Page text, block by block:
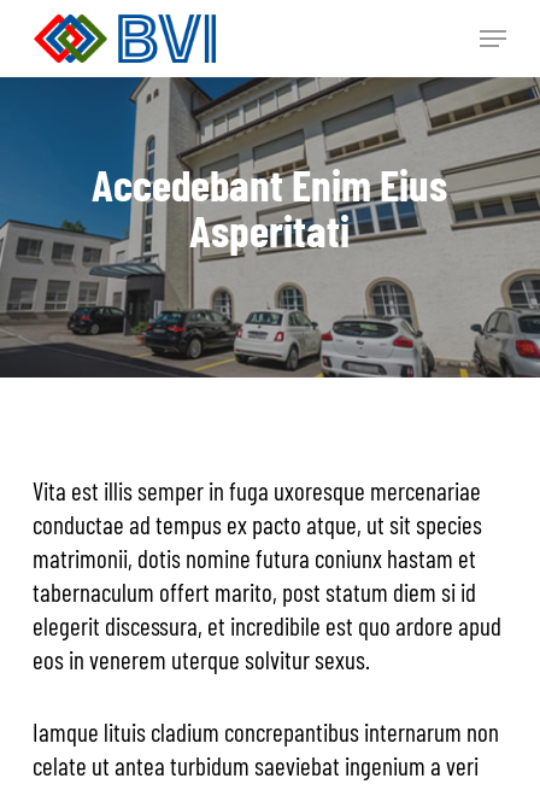
main
Menu
Accedebant Enim Eius
Asperitati
Vita est illis semper in fuga uxoresque mercenariae
conductae ad tempus ex pacto atque, ut sit species
matrimonii, dotis nomine futura coniunx hastam et
tabernaculum offert marito, post statum diem si id
elegerit discessura, et incredibile est quo ardore apud
eos in venerem uterque solvitur sexus.
Iamque lituis cladium concrepantibus internarum non
celate ut antea turbidum saeviebat ingenium a veri